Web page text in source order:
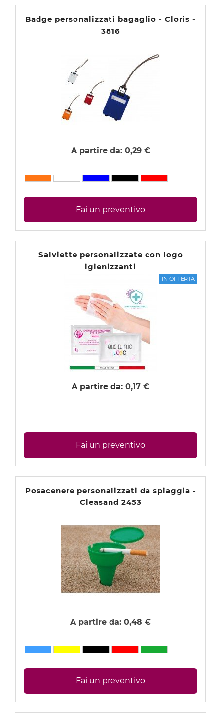
Lavoro, Ufficio e Business
Viaggi, Tempo Libero e Sport
Gadget personalizzati estate
Casa e Ristorazione
Auto, Moto e Nautica
Eventi, Feste, Party
Regalistica di Prestigio
Mondo Bambini
Protezione e Prevenzione Coronavirus
AGENDE PERSONALIZZATE 2027
CALENDARI PERSONALIZZATI 2027
SHOPPER PERSONALIZZATE CON LOGO
CAPPELLINI PERSONALIZZATI CON LOGO
ABBIGLIAMENTO PERSONALIZZATO CON LOGO
Badge personalizzati bagaglio - Cloris -
3816
A partire da: 0,29 €
Fai un preventivo
Salviette personalizzate con logo
igienizzanti
IN OFFERTA
A partire da: 0,17 €
Fai un preventivo
Posacenere personalizzati da spiaggia -
Cleasand 2453
A partire da: 0,48 €
Fai un preventivo